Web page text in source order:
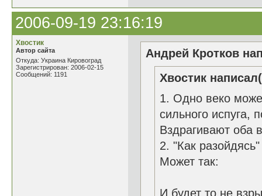
2006-09-19 23:16:19
Хвостик
Автор сайта
Откуда: Украина Кировоград
Зарегистрирован: 2006-02-15
Сообщений: 1191
Андрей Кротков
Хвостик
1. Одно веко
сильного испуга,
Вздрагивают оба
2. "Как
Может так:
И будет то не